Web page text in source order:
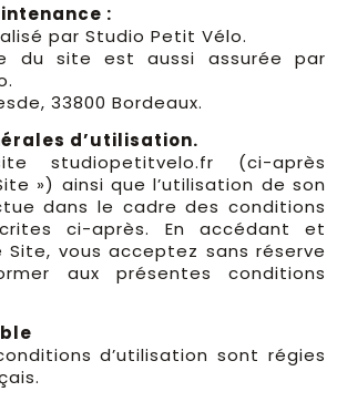
:
par Studio Petit Vélo.
du site est aussi assurée par
33800 Bordeaux.
d’utilisation.
studiopetitvelo.fr (ci-après
») ainsi que l’utilisation de son
dans le cadre des conditions
ci-après. En accédant et
Site, vous acceptez sans réserve
aux présentes conditions
d’utilisation sont régies